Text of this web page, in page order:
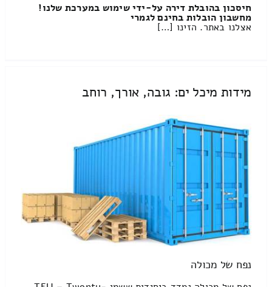
חיסכון בהובלת דירה על-ידי שימוש במערכת שלנו!
מחשבון הובלות בחינם לגמרי
אצלנו באתר. הזינו […]
מידות מיכל ים: גובה, אורך, רוחב
נפח של מכולה